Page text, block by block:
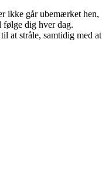
ikke går ubemærket hen,
følge dig hver dag.
at stråle, samtidig med at